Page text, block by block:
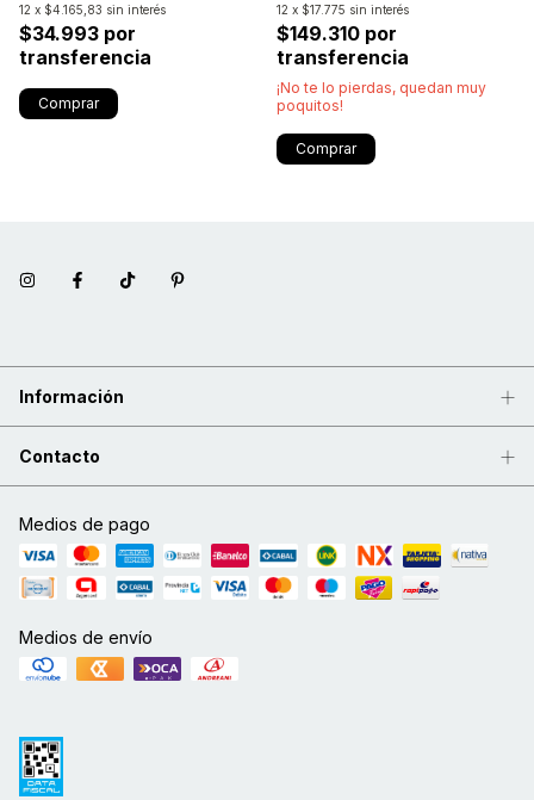
12 x $4.165,83 sin interés
$34.993 por
transferencia
12 x $17.775 sin interés
$149.310 por
transferencia
¡No te lo pierdas, quedan muy
poquitos!
Comprar
Información
Contacto
Medios de pago
Medios de envío